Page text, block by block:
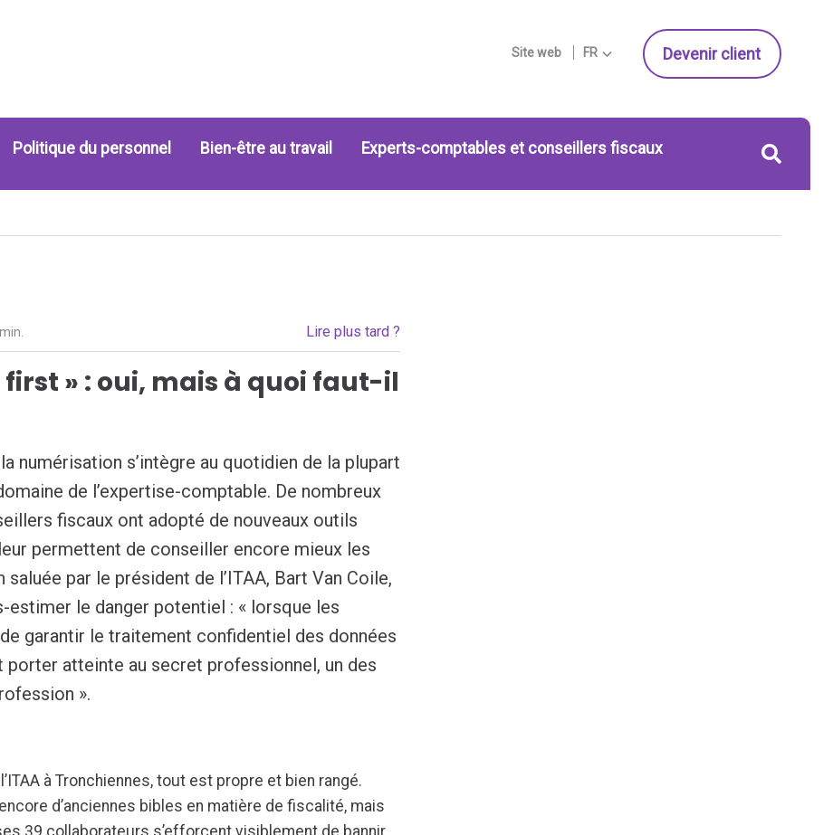
Site web FR Devenir client
Politique du personnel Bien-être au travail Experts-comptables et conseillers fiscaux
Lire plus tard ?
first » : oui, mais à quoi faut-il
numérisation s’intègre au quotidien de la plupart
de l’expertise-comptable. De nombreux
fiscaux ont adopté de nouveaux outils
permettent de conseiller encore mieux les
par le président de l’ITAA, Bart Van Coile,
estimer le danger potentiel : « lorsque les
garantir le traitement confidentiel des données
porter atteinte au secret professionnel, un des
».
à Tronchiennes, tout est propre et bien rangé.
d’anciennes bibles en matière de fiscalité, mais
39 collaborateurs s’efforcent visiblement de bannir